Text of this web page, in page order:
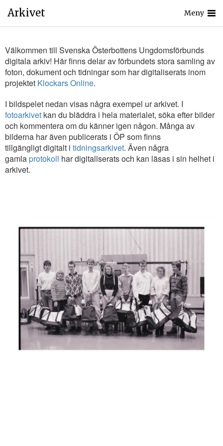
Arkivet Meny
Välkommen till Svenska Österbottens Ungdomsförbunds
digitala arkiv! Här finns delar av förbundets stora samling av
foton, dokument och tidningar som har digitaliserats inom
projektet Klockars Online.
I bildspelet nedan visas några exempel ur arkivet. I
fotoarkivet kan du bläddra i hela materialet, söka efter bilder
och kommentera om du känner igen någon. Många av
bilderna har även publicerats i ÖP som finns
tillgängligt digitalt i tidningsarkivet. Även några
gamlaprotokoll har digitaliserats och kan läsas i sin helhet i
arkivet.